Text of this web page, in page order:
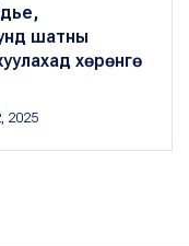
шатны
хөрөнгө
2025